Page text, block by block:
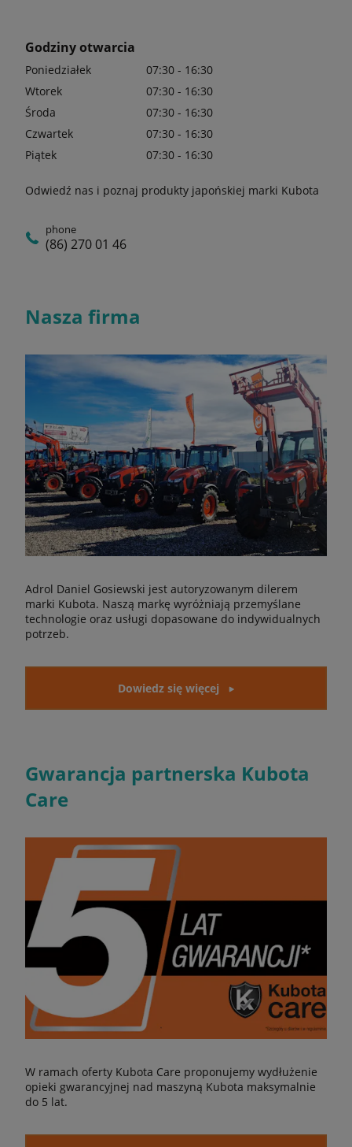
Godziny otwarcia
Poniedziałek
07:30 - 16:30
Wtorek
07:30 - 16:30
Środa
07:30 - 16:30
Czwartek
07:30 - 16:30
Piątek
07:30 - 16:30
Odwiedź nas i poznaj produkty japońskiej marki Kubota
phone
(86) 270 01 46
Nasza firma
Adrol Daniel Gosiewski jest autoryzowanym dilerem
marki Kubota. Naszą markę wyróżniają przemyślane
technologie oraz usługi dopasowane do indywidualnych
potrzeb.
Dowiedz się więcej
Gwarancja partnerska Kubota
Care
W ramach oferty Kubota Care proponujemy wydłużenie
opieki gwarancyjnej nad maszyną Kubota maksymalnie
do 5 lat.